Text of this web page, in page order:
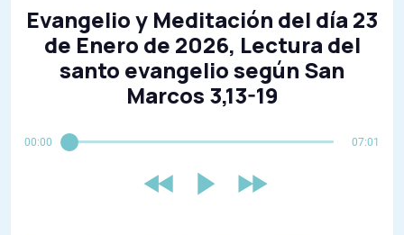
Evangelio y Meditación del día 23
de Enero de 2026, Lectura del
santo evangelio según San
Marcos 3,13-19
00:00 07:01